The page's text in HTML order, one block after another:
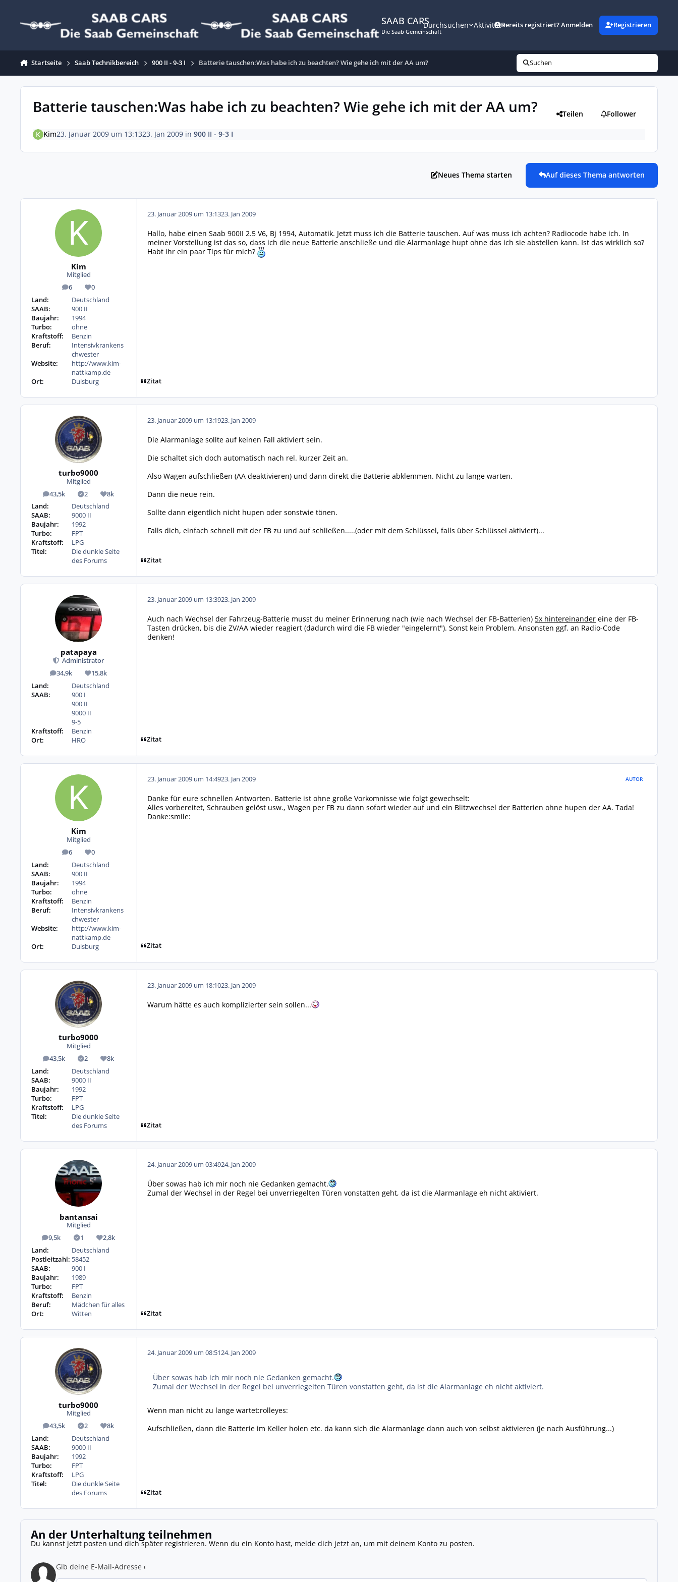
SAAB CARS
Die Saab Gemeinschaft
Durchsuchen AktivitätBereits registriert? Anmelden Registrieren
Startseite Saab Technikbereich 900 II - 9-3 I Batterie tauschen:Was habe ich zu beachten? Wie gehe ich mit der AA um? Suchen
Batterie tauschen:Was habe ich zu beachten? Wie gehe ich mit der AA um? Teilen Follower
Kim23. Januar 2009 um 13:1323. Jan 2009in 900 II - 9-3 I
Neues Thema starten Auf dieses Thema antworten
Kim
Mitglied
6
Beiträge0
Reputation
Land:
Deutschland
SAAB:
900 II
Baujahr:
1994
Turbo:
ohne
Kraftstoff:
Benzin
Beruf:
Intensivkrankens
chwester
Website:
http://www.kim-
nattkamp.de
Ort:
Duisburg
23. Januar 2009 um 13:1323. Jan 2009
Hallo, habe einen Saab 900II 2.5 V6, Bj 1994, Automatik. Jetzt muss ich die Batterie tauschen. Auf was muss ich achten? Radiocode habe ich. In
meiner Vorstellung ist das so, dass ich die neue Batterie anschließe und die Alarmanlage hupt ohne das ich sie abstellen kann. Ist das wirklich so?
Habt ihr ein paar Tips für mich?
Zitat
turbo9000
Mitglied
43,5k
Beiträge 2
Lösungen
8k
Reputation
Land:
Deutschland
SAAB:
9000 II
Baujahr:
1992
Turbo:
FPT
Kraftstoff:
LPG
Titel:
Die dunkle Seite
des Forums
23. Januar 2009 um 13:1923. Jan 2009
Die Alarmanlage sollte auf keinen Fall aktiviert sein.
Die schaltet sich doch automatisch nach rel. kurzer Zeit an.
Also Wagen aufschließen (AA deaktivieren) und dann direkt die Batterie abklemmen. Nicht zu lange warten.
Dann die neue rein.
Sollte dann eigentlich nicht hupen oder sonstwie tönen.
Falls dich, einfach schnell mit der FB zu und auf schließen.....(oder mit dem Schlüssel, falls über Schlüssel aktiviert)...
Zitat
patapaya
Administrator
34,9k
Beiträge 15,8k
Reputation
Land:
Deutschland
SAAB:
900 I
900 II
9000 II
9-5
Kraftstoff:
Benzin
Ort:
HRO
23. Januar 2009 um 13:3923. Jan 2009
Auch nach Wechsel der Fahrzeug-Batterie musst du meiner Erinnerung nach (wie nach Wechsel der FB-Batterien) 5x hintereinander eine der FB-
Tasten drücken, bis die ZV/AA wieder reagiert (dadurch wird die FB wieder "eingelernt"). Sonst kein Problem. Ansonsten ggf. an Radio-Code
denken!
Zitat
Kim
Mitglied
6
Beiträge0
Reputation
Land:
Deutschland
SAAB:
900 II
Baujahr:
1994
Turbo:
ohne
Kraftstoff:
Benzin
Beruf:
Intensivkrankens
chwester
Website:
http://www.kim-
nattkamp.de
Ort:
Duisburg
23. Januar 2009 um 14:4923. Jan 2009 AUTOR
Danke für eure schnellen Antworten. Batterie ist ohne große Vorkomnisse wie folgt gewechselt:
Alles vorbereitet, Schrauben gelöst usw., Wagen per FB zu dann sofort wieder auf und ein Blitzwechsel der Batterien ohne hupen der AA. Tada!
Danke:smile:
Zitat
turbo9000
Mitglied
43,5k
Beiträge 2
Lösungen
8k
Reputation
Land:
Deutschland
SAAB:
9000 II
Baujahr:
1992
Turbo:
FPT
Kraftstoff:
LPG
Titel:
Die dunkle Seite
des Forums
23. Januar 2009 um 18:1023. Jan 2009
Warum hätte es auch komplizierter sein sollen...
Zitat
bantansai
Mitglied
9,5k
Beiträge 1
Lösungen2,8k
Reputation
Land:
Deutschland
Postleitzahl: 58452
SAAB:
900 I
Baujahr:
1989
Turbo:
FPT
Kraftstoff:
Benzin
Beruf:
Mädchen für alles
Ort:
Witten
24. Januar 2009 um 03:4924. Jan 2009
Über sowas hab ich mir noch nie Gedanken gemacht.
Zumal der Wechsel in der Regel bei unverriegelten Türen vonstatten geht, da ist die Alarmanlage eh nicht aktiviert.
Zitat
turbo9000
Mitglied
43,5k
Beiträge 2
Lösungen
8k
Reputation
Land:
Deutschland
SAAB:
9000 II
Baujahr:
1992
Turbo:
FPT
Kraftstoff:
LPG
Titel:
Die dunkle Seite
des Forums
24. Januar 2009 um 08:5124. Jan 2009
Über sowas hab ich mir noch nie Gedanken gemacht.
Zumal der Wechsel in der Regel bei unverriegelten Türen vonstatten geht, da ist die Alarmanlage eh nicht aktiviert.
Wenn man nicht zu lange wartet:rolleyes:
Aufschließen, dann die Batterie im Keller holen etc. da kann sich die Alarmanlage dann auch von selbst aktivieren (je nach Ausführung...)
Zitat
An der Unterhaltung teilnehmen
Du kannst jetzt posten und dich später registrieren. Wenn du ein Konto hast, melde dich jetzt an, um mit deinem Konto zu posten.